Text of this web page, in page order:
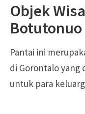
Objek
Botutonuo
Pantai ini
di Gorontalo yang
untuk para